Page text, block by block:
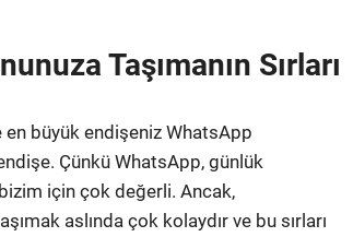
Taşımanın Sırları
en büyük endişeniz WhatsApp
Çünkü WhatsApp, günlük
için çok değerli. Ancak,
aslında çok kolaydır ve bu sırları